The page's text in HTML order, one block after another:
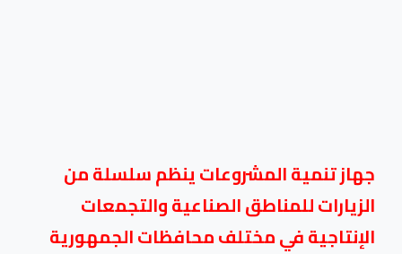
جهاز تنمية المشروعات ينظم سلسلة من
الزيارات للمناطق الصناعية والتجمعات
الإنتاجية في مختلف محافظات الجمهورية